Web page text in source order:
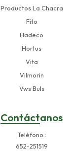
Productos La Chacra
Fito
Hadeco
Hortus
Vita
Vilmorin
Vws Buls
Contáctanos
Teléfono
652-251519